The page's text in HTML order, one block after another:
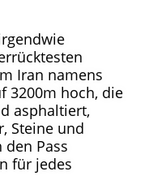
Iran namens
3200m hoch, die
asphaltiert,
Steine und
Pass
für jedes